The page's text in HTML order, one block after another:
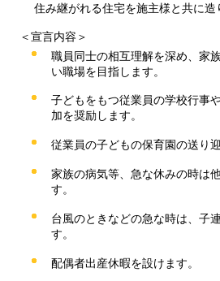
住み継がれる住宅を施主様と共に造
＜宣言内容＞
職員同士の相互理解を深め、家
い職場を目指します。
子どもをもつ従業員の学校行事
加を奨励します。
従業員の子どもの保育園の送り
家族の病気等、急な休みの時は
す。
台風のときなどの急な時は、子
す。
配偶者出産休暇を設けます。